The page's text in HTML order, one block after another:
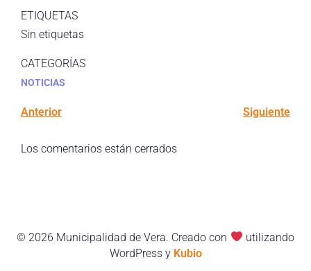
ETIQUETAS
Sin etiquetas
CATEGORÍAS
NOTICIAS
Anterior Siguiente
Los comentarios están cerrados
© 2026 Municipalidad de Vera. Creado con
utilizando
WordPress y Kubio